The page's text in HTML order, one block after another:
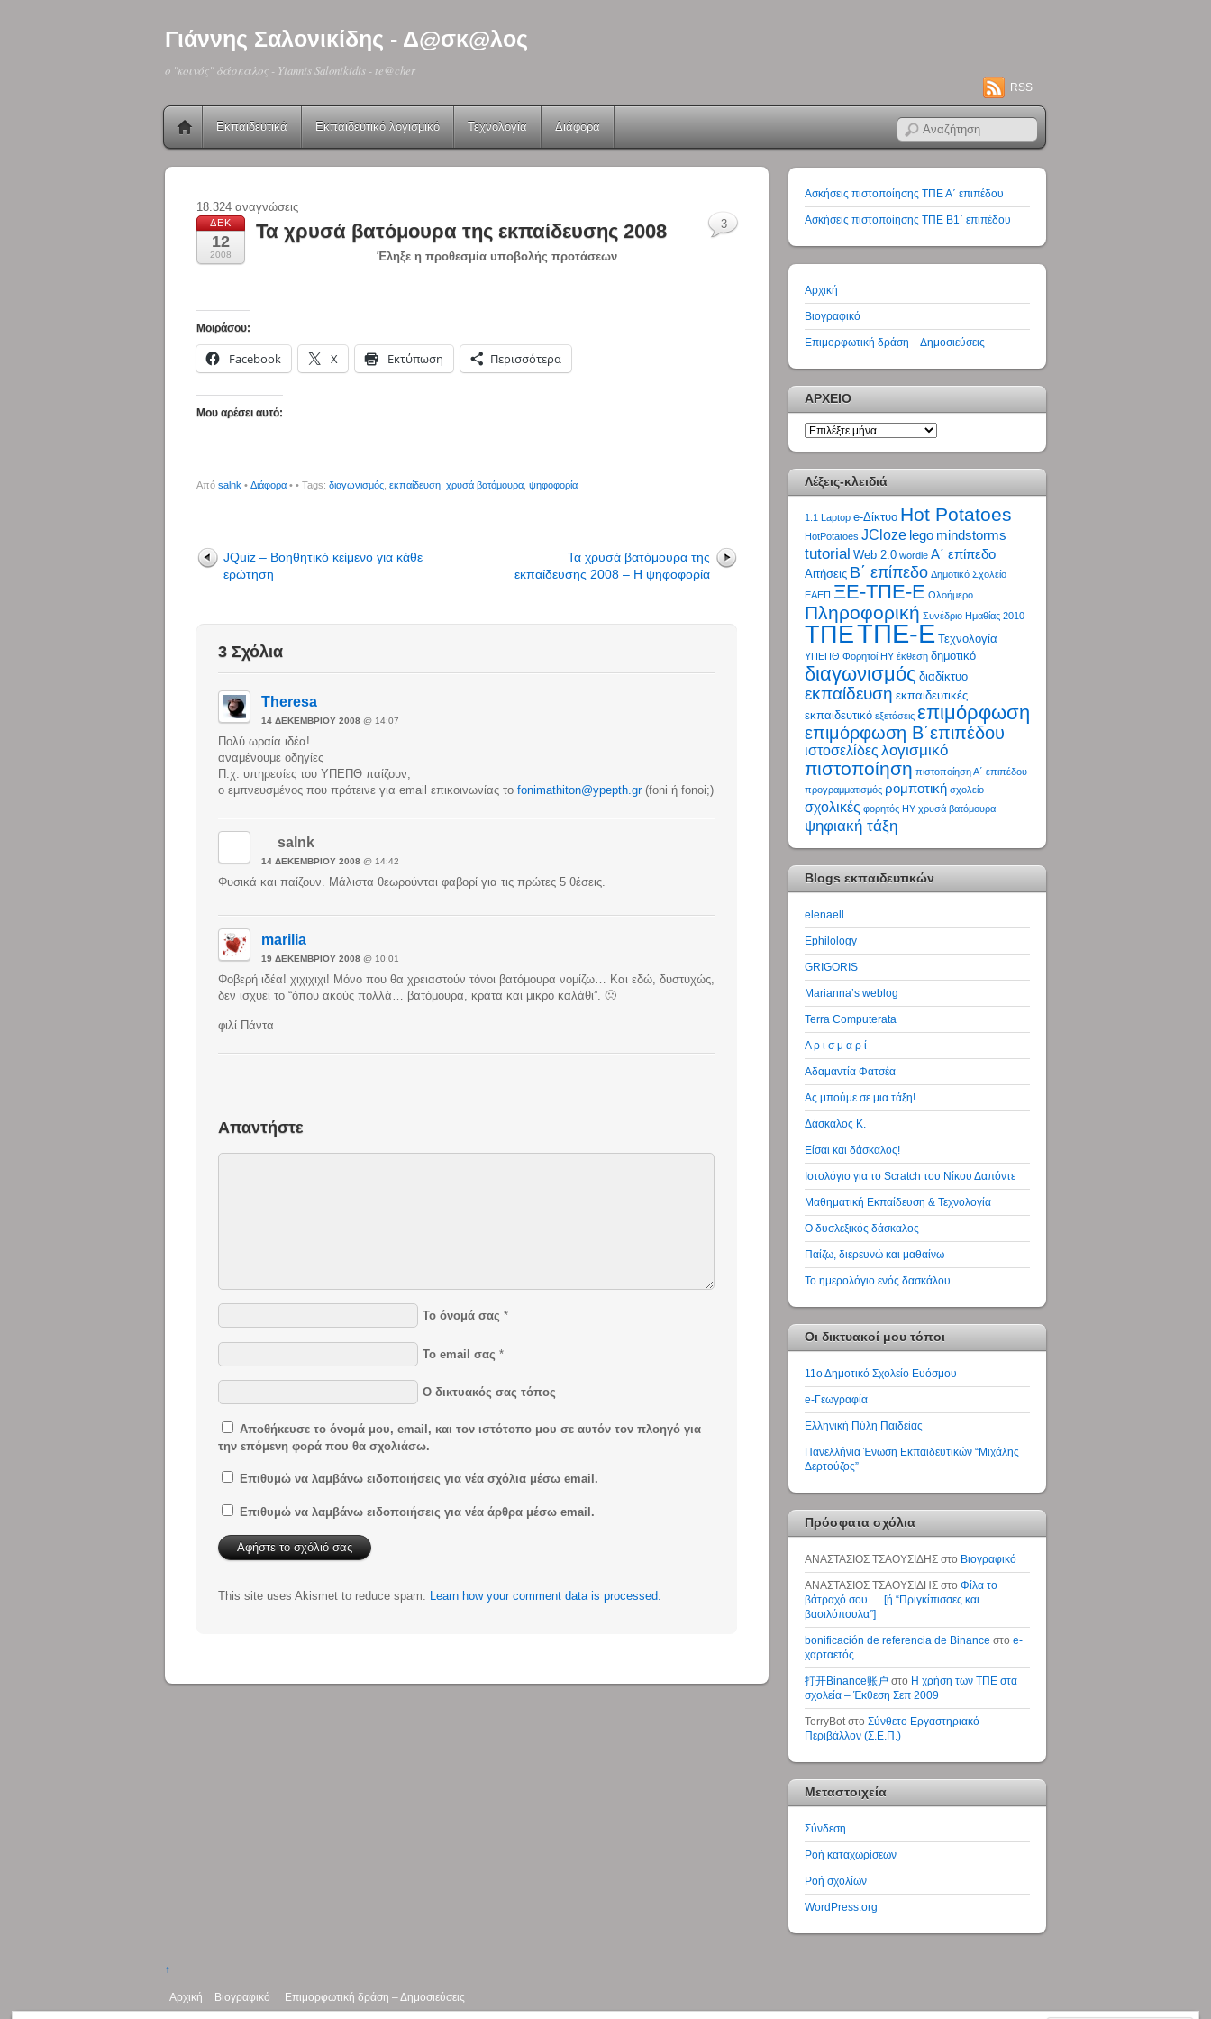
Γιάννης Σαλονικίδης - Δ@σκ@λος
o "κοινός" δάσκαλος - Yiannis Salonikidis - te@cher
RSS
Εκπαιδευτικά Εκπαιδευτικό λογισμικό Τεχνολογία Διάφορα
18.324 αναγνώσεις
ΔΕΚ
12
2008
Τα χρυσά βατόμουρα της εκπαίδευσης 2008
Έληξε η προθεσμία υποβολής προτάσεων
Μοιράσου:
Facebook X Εκτύπωση Περισσότερα
Μου αρέσει αυτό:
Από salnk • Διάφορα •
3
• Tags: διαγωνισμός εκπαίδευση χρυσά βατόμουρα ψηφοφορία
JQuiz – Βοηθητικό κείμενο για κάθε
ερώτηση
Τα χρυσά βατόμουρα της
εκπαίδευσης 2008 – Η ψηφοφορία
3 Σχόλια
Theresa
14 ΔΕΚΕΜΒΡΊΟΥ 2008 @ 14:07
Πολύ ωραία ιδέα!
αναμένουμε οδηγίες
Π.χ. υπηρεσίες του ΥΠΕΠΘ παίζουν;
ο εμπνευσμένος που πρότεινε για email επικοινωνίας το fonimathiton@ypepth.gr(foni ή fonoi;)
salnk
14 ΔΕΚΕΜΒΡΊΟΥ 2008 @ 14:42
Φυσικά και παίζουν. Μάλιστα θεωρούνται φαβορί για τις πρώτες 5 θέσεις.
marilia
19 ΔΕΚΕΜΒΡΊΟΥ 2008 @ 10:01
Φοβερή ιδέα! χιχιχιχι! Μόνο που θα χρειαστούν τόνοι βατόμουρα νομίζω… Και εδώ, δυστυχώς,
δεν ισχύει το “όπου ακούς πολλά… βατόμουρα, κράτα και μικρό καλάθι”. 🙁
φιλί Πάντα
Απαντήστε
Το όνομά σας *
Το email σας *
Ο δικτυακός σας τόπος
Αποθήκευσε το όνομά μου, email, και τον ιστότοπο μου σε αυτόν τον πλοηγό για
την επόμενη φορά που θα σχολιάσω.
Επιθυμώ να λαμβάνω ειδοποιήσεις για νέα σχόλια μέσω email.
Επιθυμώ να λαμβάνω ειδοποιήσεις για νέα άρθρα μέσω email.
This site uses Akismet to reduce spam. Learn how your comment data is processed.
Ασκήσεις πιστοποίησης ΤΠΕ Α΄ επιπέδου
Ασκήσεις πιστοποίησης ΤΠΕ Β1΄ επιπέδου
Αρχική
Βιογραφικό
Επιμορφωτική δράση – Δημοσιεύσεις
ΑΡΧΕΙΟ
ΑΡΧΕΙΟ
Λέξεις-κλειδιά
1:1 Laptop e-Δίκτυο Hot Potatoes
HotPotatoes JCloze lego mindstorms
tutorial Web 2.0 wordle Α΄ επίπεδο
Αιτήσεις Β΄ επίπεδο Δημοτικό Σχολείο
ΕΑΕΠ ΞΕ-ΤΠΕ-Ε Ολοήμερο
Πληροφορική Συνέδριο Ημαθίας 2010
ΤΠΕΤΠΕ-Ε Τεχνολογία
ΥΠΕΠΘ Φορητοί ΗΥ έκθεση δημοτικό
διαγωνισμός διαδίκτυο
εκπαίδευση εκπαιδευτικές
εκπαιδευτικό εξετάσεις επιμόρφωση
επιμόρφωση Β΄επιπέδου
ιστοσελίδες λογισμικό
πιστοποίηση πιστοποίηση Α΄ επιπέδου
προγραμματισμός ρομποτική σχολείο
σχολικές φορητός ΗΥ χρυσά βατόμουρα
ψηφιακή τάξη
Blogs εκπαιδευτικών
elenaell
Ephilology
GRIGORIS
Marianna’s weblog
Terra Computerata
Α ρ ι σ μ α ρ ί
Αδαμαντία Φατσέα
Ας μπούμε σε μια τάξη!
Δάσκαλος Κ.
Είσαι και δάσκαλος!
Ιστολόγιο για το Scratch του Νίκου Δαπόντε
Μαθηματική Εκπαίδευση & Τεχνολογία
Ο δυσλεξικός δάσκαλος
Παίζω, διερευνώ και μαθαίνω
Το ημερολόγιο ενός δασκάλου
Οι δικτυακοί μου τόποι
11ο Δημοτικό Σχολείο Ευόσμου
e-Γεωγραφία
Ελληνική Πύλη Παιδείας
Πανελλήνια Ένωση Εκπαιδευτικών “Μιχάλης
Δερτούζος”
Πρόσφατα σχόλια
ΑΝΑΣΤΑΣΙΟΣ ΤΣΑΟΥΣΙΔΗΣ στο Βιογραφικό
ΑΝΑΣΤΑΣΙΟΣ ΤΣΑΟΥΣΙΔΗΣ στο Φίλα το
βάτραχό σου … [ή “Πριγκίπισσες και
βασιλόπουλα”]
bonificación de referencia de Binance στο e-
χαρταετός
打开Binance账户 στο Η χρήση των ΤΠΕ στα
σχολεία – Έκθεση Σεπ 2009
TerryBot στο Σύνθετο Εργαστηριακό
Περιβάλλον (Σ.Ε.Π.)
Μεταστοιχεία
Σύνδεση
Ροή καταχωρίσεων
Ροή σχολίων
WordPress.org
↑
Αρχική Βιογραφικό Επιμορφωτική δράση – Δημοσιεύσεις